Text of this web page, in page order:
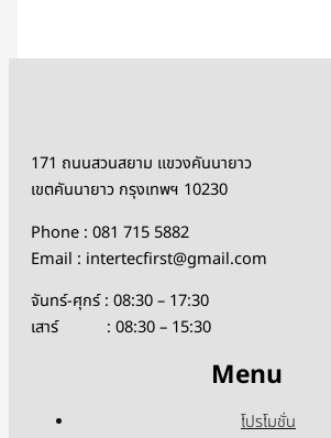
171 ถนนสวนสยาม แขวงคันนายาว
เขตคันนายาว กรุงเทพฯ 10230
Phone : 081 715 5882
Email : intertecfirst@gmail.com
จันทร์-ศุกร์ : 08:30 – 17:30
เสาร์ : 08:30 – 15:30
Menu
โปรโมชั่น